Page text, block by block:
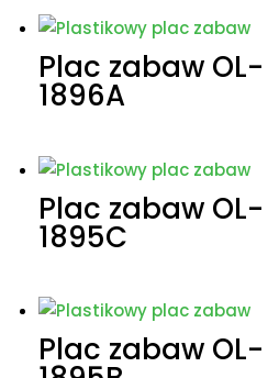
Plac zabaw OL-
1896A
Plac zabaw OL-
1895C
Plac zabaw OL-